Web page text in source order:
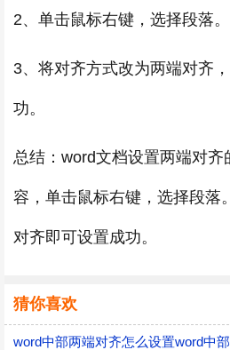
2、单击鼠标右键，选择段落。
3、将对齐方式改为两端对齐
功。
总结：word文档设置两端对齐
容，单击鼠标右键，选择段落
对齐即可设置成功。
猜你喜欢